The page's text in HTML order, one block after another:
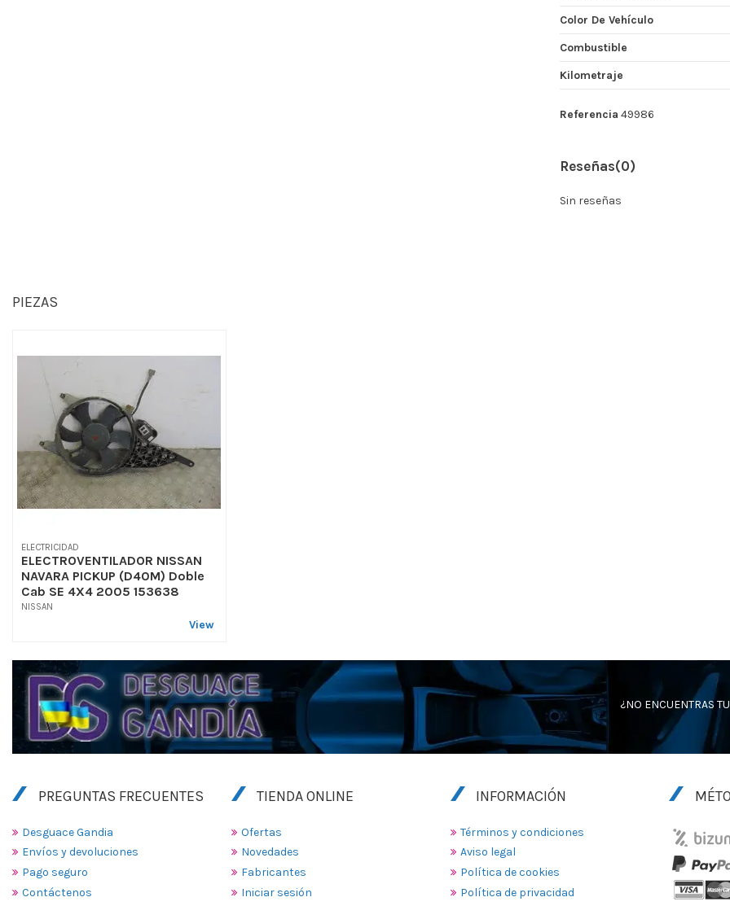
Color De Vehículo
Combustible
Kilometraje
Referencia 49986
Reseñas(0)
Sin reseñas
PIEZAS
ELECTRICIDAD
ELECTROVENTILADOR NISSAN
NAVARA PICKUP (D40M) Doble
Cab SE 4X4 2005 153638
NISSAN
View
¿NO ENCUENTRAS
PREGUNTAS FRECUENTES
Desguace Gandia
Envíos y devoluciones
Pago seguro
Contáctenos
TIENDA ONLINE
Ofertas
Novedades
Fabricantes
Iniciar sesión
INFORMACIÓN
Términos y condiciones
Aviso legal
Política de cookies
Política de privacidad